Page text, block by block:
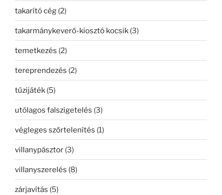
takarító cég (2)
takarmánykeverő-kiosztó kocsik (3)
temetkezés (2)
tereprendezés (2)
tűzijáték (5)
utólagos falszigetelés (3)
végleges szőrtelenítés (1)
villanypásztor (3)
villanyszerelés (8)
zárjavítás (5)